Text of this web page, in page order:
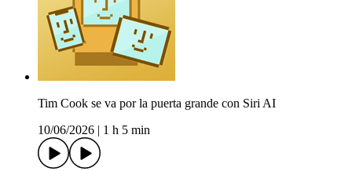
Tim Cook se va por la puerta grande con Siri AI
10/06/2026
1 h 5 min